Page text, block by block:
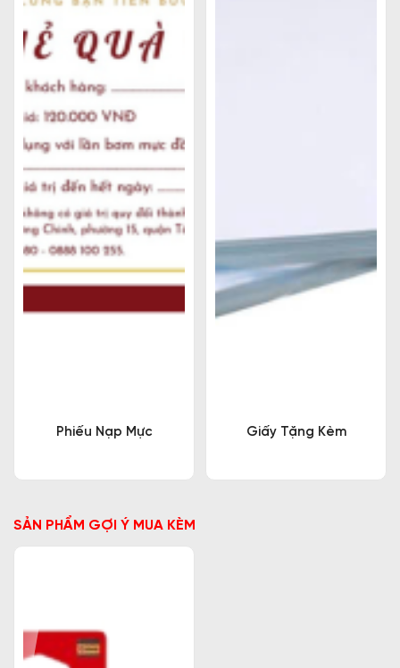
Phiếu Nạp Mực Giấy Tặng Kèm
SẢN PHẨM GỢI Ý MUA KÈM